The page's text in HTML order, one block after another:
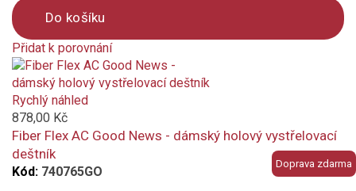
modrá
vínová
fialová
růžová
černá
Do košíku
Přidat k porovnání
Product
is
added
to
compare
Doprava zdarma
Rychlý náhled
878,00 Kč
Fiber Flex AC Good News - dámský holový vystřelovací
deštník
Kód: 740765GO